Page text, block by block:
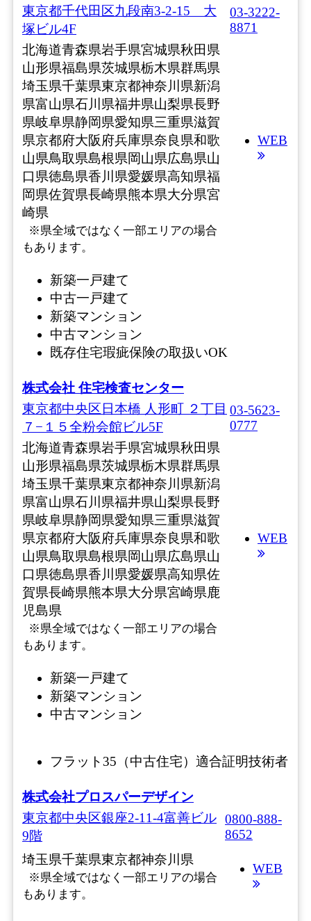
東京都千代田区九段南3-2-15 大
塚ビル4F
03-3222-
8871
北海道青森県岩手県宮城県秋田県
山形県福島県茨城県栃木県群馬県
埼玉県千葉県東京都神奈川県新潟
県富山県石川県福井県山梨県長野
県岐阜県静岡県愛知県三重県滋賀
県京都府大阪府兵庫県奈良県和歌
山県鳥取県島根県岡山県広島県山
口県徳島県香川県愛媛県高知県福
岡県佐賀県長崎県熊本県大分県宮
崎県
※県全域ではなく一部エリアの場合
もあります。
WEB
新築一戸建て
中古一戸建て
新築マンション
中古マンション
既存住宅瑕疵保険の取扱いOK
株式会社 住宅検査センター
東京都中央区日本橋 人形町 ２丁目
７−１５全粉会館ビル5F
03-5623-
0777
北海道青森県岩手県宮城県秋田県
山形県福島県茨城県栃木県群馬県
埼玉県千葉県東京都神奈川県新潟
県富山県石川県福井県山梨県長野
県岐阜県静岡県愛知県三重県滋賀
県京都府大阪府兵庫県奈良県和歌
山県鳥取県島根県岡山県広島県山
口県徳島県香川県愛媛県高知県佐
賀県長崎県熊本県大分県宮崎県鹿
児島県
※県全域ではなく一部エリアの場合
もあります。
WEB
新築一戸建て
新築マンション
中古マンション
フラット35（中古住宅）適合証明技術者
株式会社プロスパーデザイン
東京都中央区銀座2-11-4富善ビル
9階
0800-888-
8652
埼玉県千葉県東京都神奈川県
※県全域ではなく一部エリアの場合
もあります。
WEB